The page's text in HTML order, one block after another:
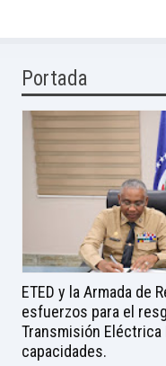
Portada
ETED y la Armada de
esfuerzos para el
Transmisión
capacidades.